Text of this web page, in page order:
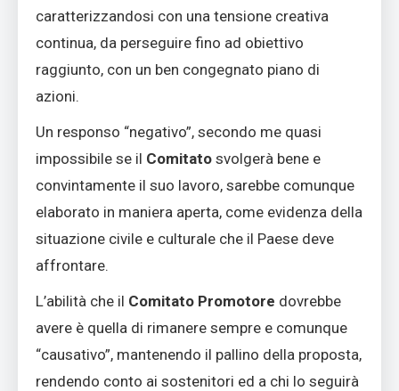
caratterizzandosi con una tensione creativa
continua, da perseguire fino ad obiettivo
raggiunto, con un ben congegnato piano di
azioni.
Un responso “negativo”, secondo me quasi
impossibile se il Comitato svolgerà bene e
convintamente il suo lavoro, sarebbe comunque
elaborato in maniera aperta, come evidenza della
situazione civile e culturale che il Paese deve
affrontare.
L’abilità che il Comitato Promotore dovrebbe
avere è quella di rimanere sempre e comunque
“causativo”, mantenendo il pallino della proposta,
rendendo conto ai sostenitori ed a chi lo seguirà